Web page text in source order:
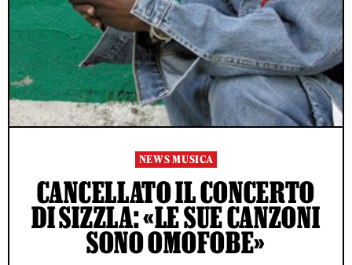
NEWS MUSICA
CANCELLATO IL CONCERTO
DI SIZZLA: «LE SUE CANZONI
SONO OMOFOBE»